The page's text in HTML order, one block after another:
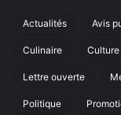
marche
Laval
Actualités Avis
Culinaire Culture
Lettre ouverte
Politique